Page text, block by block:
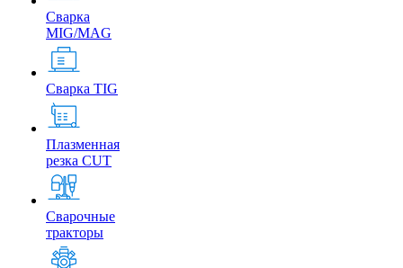
Сварка
MIG/MAG
Сварка TIG
Плазменная
резка CUT
Сварочные
тракторы